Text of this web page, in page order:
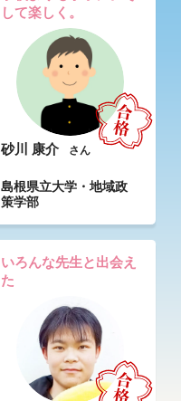
して楽しく。
砂川 康介 さん
島根県立大学・地域政
策学部
いろんな先生と出会え
た